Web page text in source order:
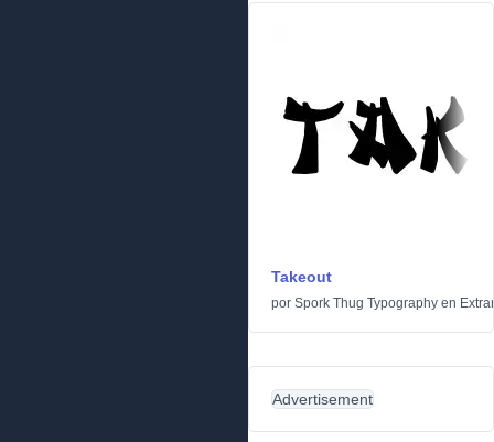
Takeout
por Spork Thug Typography en
Advertisement